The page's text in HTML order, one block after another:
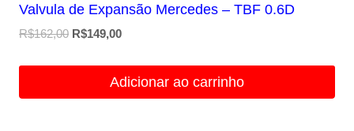
Valvula de Expansão Mercedes – TBF 0.6D
R$162,00 O
R$149,00O
é:
Adicionar ao carrinho